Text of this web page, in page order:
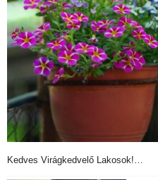
Kedves Virágkedvelő Lakosok!…